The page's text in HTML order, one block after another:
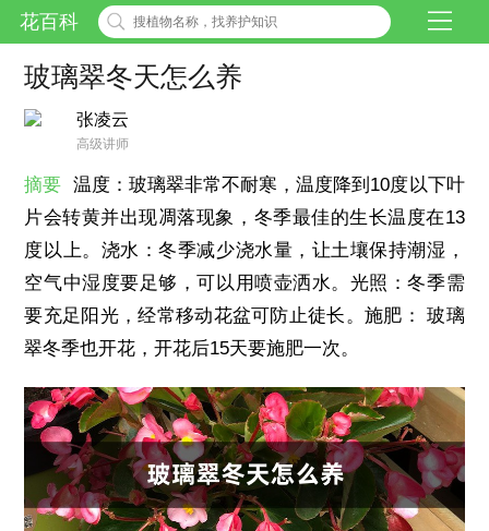
花百科
玻璃翠冬天怎么养
张凌云
高级讲师
摘要 温度：玻璃翠非常不耐寒，温度降到10度以下叶
片会转黄并出现凋落现象，冬季最佳的生长温度在13
度以上。浇水：冬季减少浇水量，让土壤保持潮湿，
空气中湿度要足够，可以用喷壶洒水。光照：冬季需
要充足阳光，经常移动花盆可防止徒长。施肥： 玻璃
翠冬季也开花，开花后15天要施肥一次。